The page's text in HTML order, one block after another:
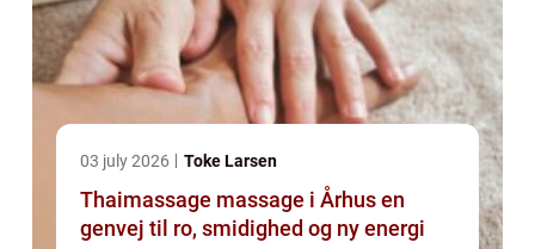
03 july 2026 Toke Larsen
Thaimassage massage i Århus en
genvej til ro, smidighed og ny energi